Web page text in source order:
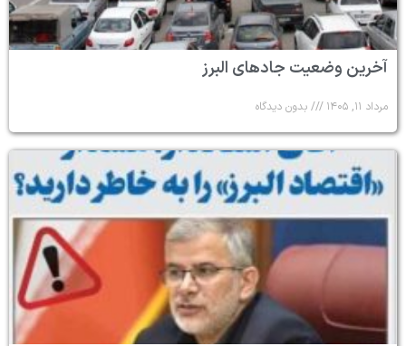
آخرین وضعیت جادهای البرز
مرداد ۱۱, ۱۴۰۵ بدون دیدگاه